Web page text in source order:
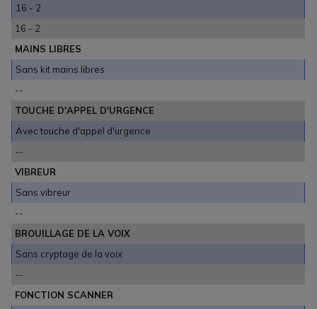
16 - 2
16 - 2
MAINS LIBRES
Sans kit mains libres
--
TOUCHE D'APPEL D'URGENCE
Avec touche d'appel d'urgence
--
VIBREUR
Sans vibreur
--
BROUILLAGE DE LA VOIX
Sans cryptage de la voix
--
FONCTION SCANNER